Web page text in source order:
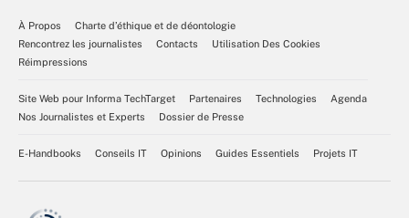
À Propos
Charte d’éthique et de déontologie
Rencontrez les journalistes
Contacts
Utilisation Des Cookies
Réimpressions
Site Web pour Informa TechTarget Partenaires Technologies
Agenda
Nos Journalistes et Experts
Dossier de Presse
E-Handbooks Conseils IT Opinions Guides Essentiels Projets IT